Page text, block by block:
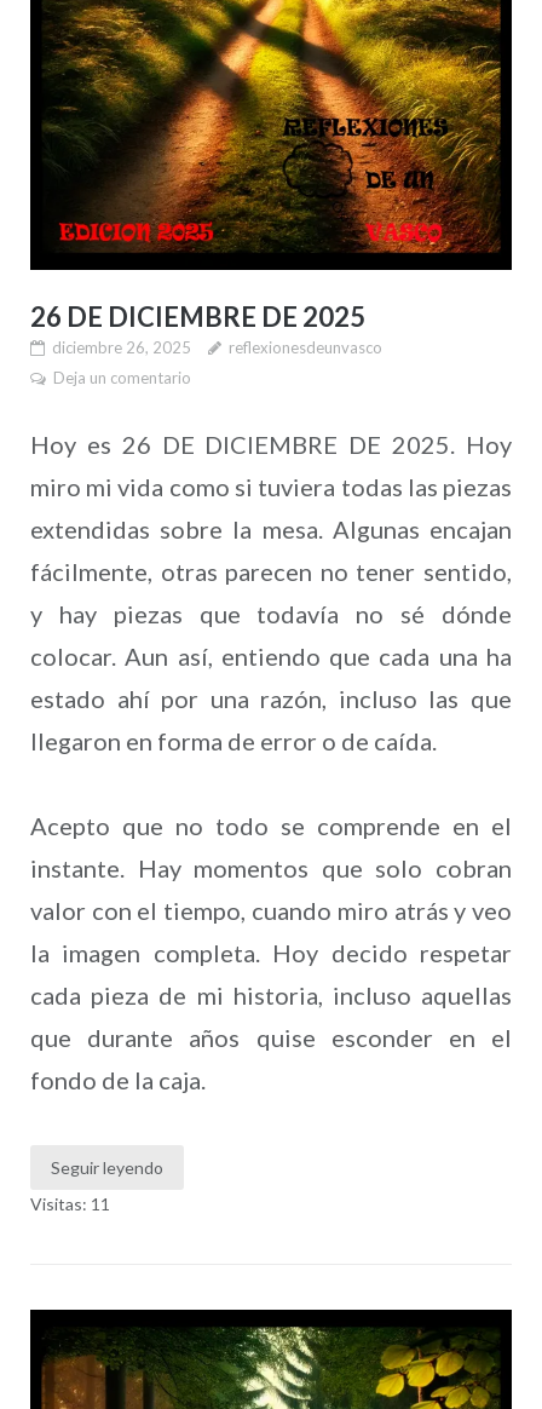
26 DE DICIEMBRE DE 2025
diciembre 26, 2025
reflexionesdeunvasco
Deja un comentario
Hoy es 26 DE DICIEMBRE DE 2025. Hoy
miro mi vida como si tuviera todas las piezas
extendidas sobre la mesa. Algunas encajan
fácilmente, otras parecen no tener sentido,
y hay piezas que todavía no sé dónde
colocar. Aun así, entiendo que cada una ha
estado ahí por una razón, incluso las que
llegaron en forma de error o de caída.
Acepto que no todo se comprende en el
instante. Hay momentos que solo cobran
valor con el tiempo, cuando miro atrás y veo
la imagen completa. Hoy decido respetar
cada pieza de mi historia, incluso aquellas
que durante años quise esconder en el
fondo de la caja.
Seguir leyendo
Visitas: 11